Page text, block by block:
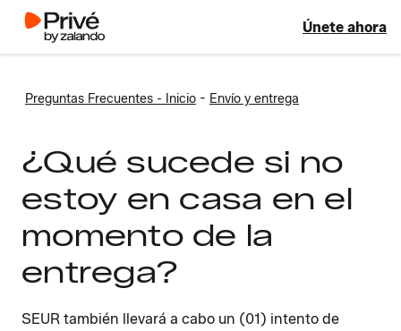
Únete ahora
Preguntas Frecuentes - Inicio - Envío y entrega
¿Qué sucede si no
estoy en casa en el
momento de la
entrega?
SEUR también llevará a cabo un (01) intento de